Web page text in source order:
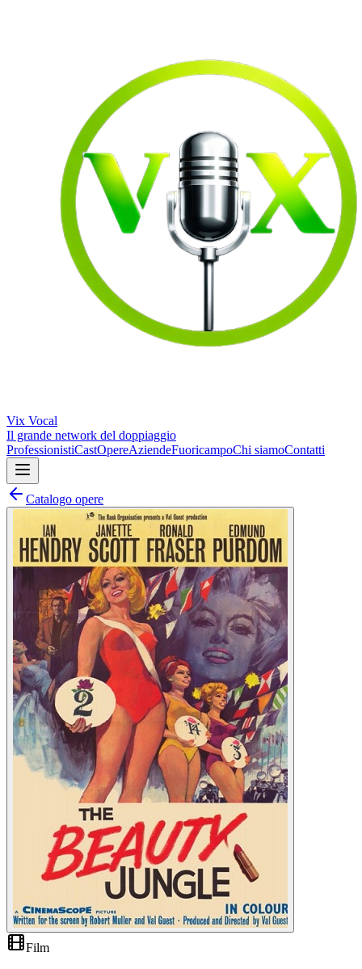
Vix Vocal
Il grande network del doppiaggio
ProfessionistiCastOpereAziendeFuoricampoChi siamoContatti
Catalogo opere
Film